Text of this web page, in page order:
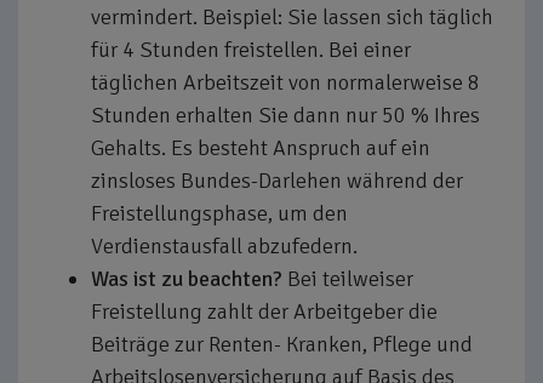
vermindert. Beispiel: Sie lassen sich täglich
für 4 Stunden freistellen. Bei einer
täglichen Arbeitszeit von normalerweise 8
Stunden erhalten Sie dann nur 50 % Ihres
Gehalts. Es besteht Anspruch auf ein
zinsloses Bundes-Darlehen während der
Freistellungsphase, um den
Verdienstausfall abzufedern.
Was ist zu beachten? Bei teilweiser
Freistellung zahlt der Arbeitgeber die
Beiträge zur Renten- Kranken, Pflege und
Arbeitslosenversicherung auf Basis des